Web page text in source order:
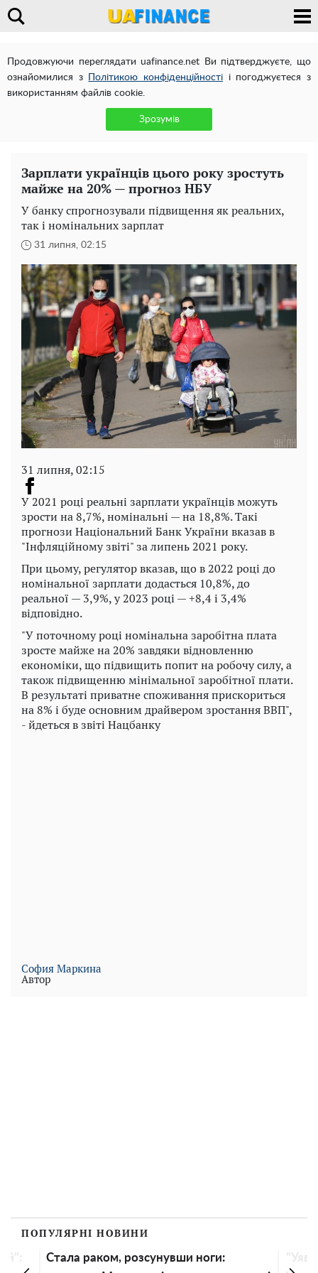
Продовжуючи переглядати uafinance.net Ви підтверджуєте, що
ознайомилися з
Політикою конфіденційності і погоджуєтеся з
використанням файлів cookie.
Зрозумів
Зарплати українців цього року зростуть
майже на 20% — прогноз НБУ
У банку спрогнозували підвищення як реальних,
так і номінальних зарплат
31 липня, 02:15
31 липня, 02:15
У 2021 році реальні зарплати українців можуть
зрости на 8,7%, номінальні — на 18,8%. Такі
прогнози Національний Банк України вказав в
"Інфляційному звіті" за липень 2021 року.
При цьому, регулятор вказав, що в 2022 році до
номінальної зарплати додасться 10,8%, до
реальної — 3,9%, у 2023 році — +8,4 і 3,4%
відповідно.
"У поточному році номінальна заробітна плата
зросте майже на 20% завдяки відновленню
економіки, що підвищить попит на робочу силу, а
також підвищенню мінімальної заробітної плати.
В результаті приватне споживання прискориться
на 8% і буде основним драйвером зростання ВВП",
- йдеться в звіті Нацбанку
София Маркина
Автор
ПОПУЛЯРНІ НОВИНИ
Стала раком, розсунувши ноги: